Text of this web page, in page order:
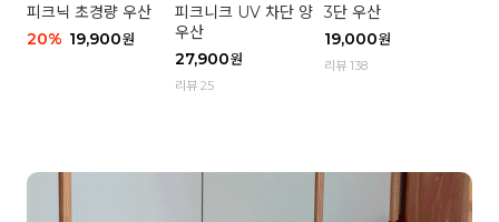
피크닉 초경량 우산
20% 19,900원
피크니크 UV 차단 양
우산
27,900원
리뷰 25
3단 우산
19,000원
리뷰 138